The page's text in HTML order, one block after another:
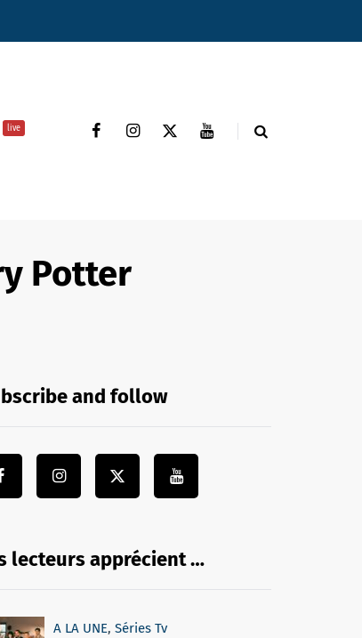
live
Potter
and follow
lecteurs apprécient …
A LA UNE, Séries Tv